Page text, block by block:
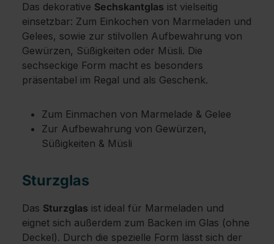
Das dekorative Sechskantglas ist vielseitig
einsetzbar: Zum Einkochen von Marmeladen und
Gelees, sowie zur stilvollen Aufbewahrung von
Gewürzen, Süßigkeiten oder Müsli. Die
sechseckige Form macht es besonders
präsentabel im Regal und als Geschenk.
Zum Einmachen von Marmelade & Gelee
Zur Aufbewahrung von Gewürzen,
Süßigkeiten & Müsli
Sturzglas
Das Sturzglas ist ideal für Marmeladen und
eignet sich außerdem zum Backen im Glas (ohne
Deckel). Durch die spezielle Form lässt sich der